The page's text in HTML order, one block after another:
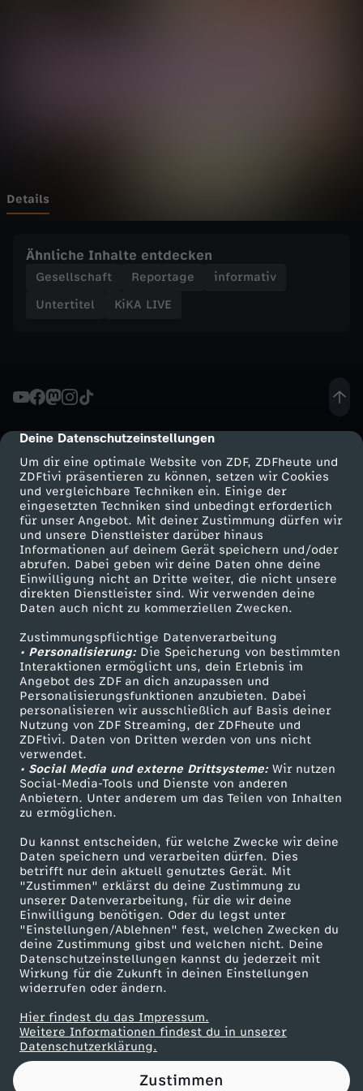
cmp-dialog-description
Deine Datenschutzeinstellungen
Um dir eine optimale Website von ZDF, ZDFheute und
ZDFtivi präsentieren zu können, setzen wir Cookies
und vergleichbare Techniken ein. Einige der
eingesetzten Techniken sind unbedingt erforderlich
für unser Angebot. Mit deiner Zustimmung dürfen wir
und unsere Dienstleister darüber hinaus
Informationen auf deinem Gerät speichern und/oder
abrufen. Dabei geben wir deine Daten ohne deine
Einwilligung nicht an Dritte weiter, die nicht unsere
direkten Dienstleister sind. Wir verwenden deine
Daten auch nicht zu kommerziellen Zwecken.
Zustimmungspflichtige Datenverarbeitung
• Personalisierung:Die Speicherung von bestimmten
Interaktionen ermöglicht uns, dein Erlebnis im
Angebot des ZDF an dich anzupassen und
Personalisierungsfunktionen anzubieten. Dabei
personalisieren wir ausschließlich auf Basis deiner
Nutzung von ZDF Streaming, der ZDFheute und
ZDFtivi. Daten von Dritten werden von uns nicht
verwendet.
• Social Media und externe Drittsysteme:Wir nutzen
Social-Media-Tools und Dienste von anderen
Anbietern. Unter anderem um das Teilen von Inhalten
zu ermöglichen.
Du kannst entscheiden, für welche Zwecke wir deine
Daten speichern und verarbeiten dürfen. Dies
betrifft nur dein aktuell genutztes Gerät. Mit
"Zustimmen" erklärst du deine Zustimmung zu
unserer Datenverarbeitung, für die wir deine
Einwilligung benötigen. Oder du legst unter
"Einstellungen/Ablehnen" fest, welchen Zwecken du
deine Zustimmung gibst und welchen nicht. Deine
Datenschutzeinstellungen kannst du jederzeit mit
Wirkung für die Zukunft in deinen Einstellungen
widerrufen oder ändern.
Hier findest du das Impressum.
Weitere Informationen findest du in unserer
Datenschutzerklärung.
Zustimmen
A
I
S
o
n
g
:
M
u
s
i
k
v
i
d
e
o
D
r
e
Details
Ähnliche Inhalte entdecken
Gesellschaft Reportage
informativ
Untertitel
KiKA LIVE
Mehr ZDF
ZDF-Apps
Smart TV
ZDFtext
Livestreams
Sendungen A-Z
TV-Programm
Service
ZDFmitreden
Kontakt zum ZDF
Tickets
Zuschauerservice
Hilfe
ZDF Unternehmen
Karriere
ZDF goes Schule
Werbefernsehen
Mainzelmännchen
Partner